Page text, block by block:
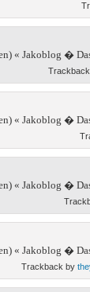
« Jakoblog �
« Jakoblog �
« Jakoblog �
« Jakoblog �
Trackback by